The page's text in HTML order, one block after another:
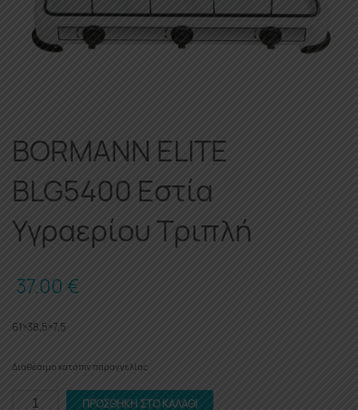
BORMANN ELITE
BLG5400 Εστία
Υγραερίου Τριπλή
37.00 €
61×38,5×7,5
Διαθέσιμο κατόπιν παραγγελίας
BORMANN
ΠΡΟΣΘΉΚΗ ΣΤΟ ΚΑΛΆΘΙ